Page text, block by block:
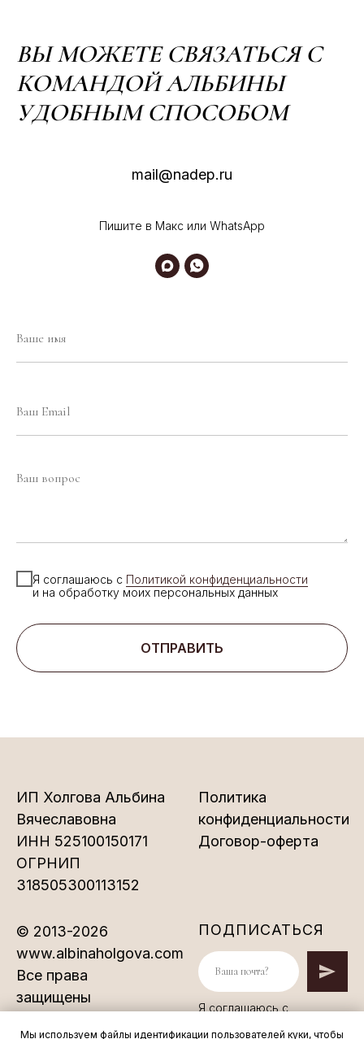
ВЫ МОЖЕТЕ СВЯЗАТЬСЯ С
КОМАНДОЙ АЛЬБИНЫ
УДОБНЫМ СПОСОБОМ
mail@nadep.ru
Пишите в Макс или WhatsApp
Я соглашаюсь с Политикой конфиденциальности
и на обработку моих персональных данных
ОТПРАВИТЬ
ИП Холгова Альбина
Вячеславовна
ИНН 525100150171
ОГРНИП
318505300113152
Политика
конфиденциальности
Договор-оферта
© 2013-2026
www.albinaholgova.com
Все права
защищены
ПОДПИСАТЬСЯ
Я соглашаюсь с
конфиденциальности
Мы используем файлы идентификации пользователей куки, чтобы